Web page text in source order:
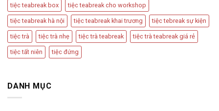
tiệc teabreak box tiệc teabreak cho workshop
tiệc teabreak hà nội tiệc teabreak khai trương tiệc tebreak sự kiện
tiệc trà tiệc trà nhẹ tiệc trà teabreak tiệc trà teabreak giá rẻ
tiệc tất niên tiệc đứng
DANH MỤC